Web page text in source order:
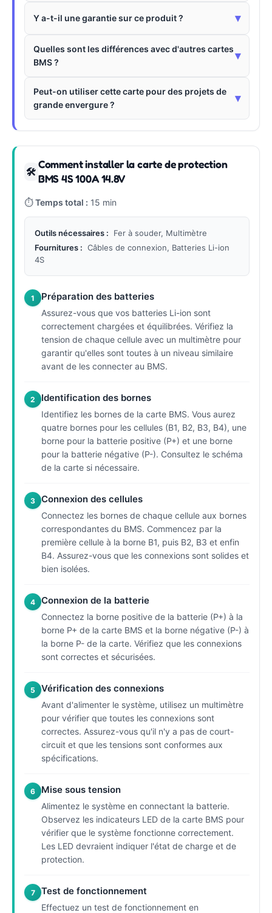
Y a-t-il une garantie sur ce produit ? ▾
Quelles sont les différences avec d'autres cartes
BMS ?
▾
Peut-on utiliser cette carte pour des projets de
grande envergure ?
▾
🛠
Comment installer la carte de protection
BMS 4S 100A 14.8V
⏱Temps total : 15 min
Outils nécessaires :
Fer à souder, Multimètre
Fournitures : Câbles de connexion, Batteries Li-ion
4S
1 Préparation des batteries
Assurez-vous que vos batteries Li-ion sont
correctement chargées et équilibrées. Vérifiez la
tension de chaque cellule avec un multimètre pour
garantir qu'elles sont toutes à un niveau similaire
avant de les connecter au BMS.
2 Identification des bornes
Identifiez les bornes de la carte BMS. Vous aurez
quatre bornes pour les cellules (B1, B2, B3, B4), une
borne pour la batterie positive (P+) et une borne
pour la batterie négative (P-). Consultez le schéma
de la carte si nécessaire.
3 Connexion des cellules
Connectez les bornes de chaque cellule aux bornes
correspondantes du BMS. Commencez par la
première cellule à la borne B1, puis B2, B3 et enfin
B4. Assurez-vous que les connexions sont solides et
bien isolées.
4 Connexion de la batterie
Connectez la borne positive de la batterie (P+) à la
borne P+ de la carte BMS et la borne négative (P-) à
la borne P- de la carte. Vérifiez que les connexions
sont correctes et sécurisées.
5 Vérification des connexions
Avant d'alimenter le système, utilisez un multimètre
pour vérifier que toutes les connexions sont
correctes. Assurez-vous qu'il n'y a pas de court-
circuit et que les tensions sont conformes aux
spécifications.
6 Mise sous tension
Alimentez le système en connectant la batterie.
Observez les indicateurs LED de la carte BMS pour
vérifier que le système fonctionne correctement.
Les LED devraient indiquer l'état de charge et de
protection.
7 Test de fonctionnement
Effectuez un test de fonctionnement en